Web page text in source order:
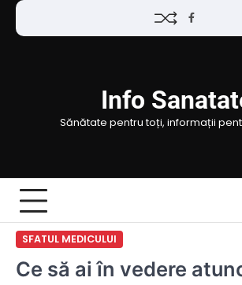
Skip
Facebook
Info
Sănătate pentru toți, informații
SFATUL MEDICULUI
Ce să ai în vedere